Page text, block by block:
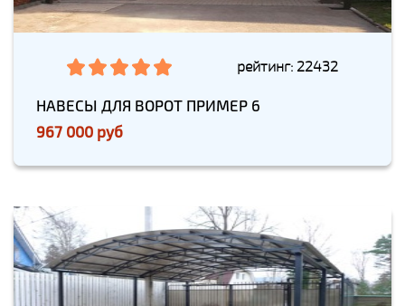
рейтинг: 22432
НАВЕСЫ ДЛЯ ВОРОТ ПРИМЕР 6
967 000 руб